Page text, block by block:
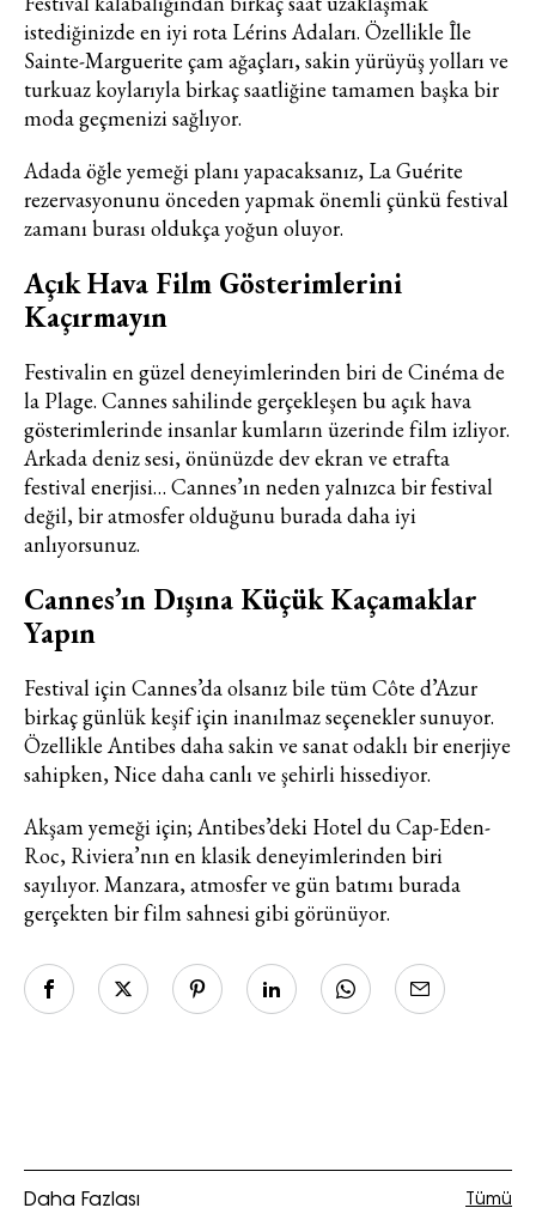
istediğinizde en iyi rota Lérins Adaları. Özellikle Île
Sainte-Marguerite çam ağaçları, sakin yürüyüş yolları ve
turkuaz koylarıyla birkaç saatliğine tamamen başka bir
moda geçmenizi sağlıyor.
Adada öğle yemeği planı yapacaksanız, La Guérite
rezervasyonunu önceden yapmak önemli çünkü festival
zamanı burası oldukça yoğun oluyor.
Açık Hava Film Gösterimlerini
Kaçırmayın
Festivalin en güzel deneyimlerinden biri de Cinéma de
la Plage. Cannes sahilinde gerçekleşen bu açık hava
gösterimlerinde insanlar kumların üzerinde film izliyor.
Arkada deniz sesi, önünüzde dev ekran ve etrafta
festival enerjisi… Cannes’ın neden yalnızca bir festival
değil, bir atmosfer olduğunu burada daha iyi
anlıyorsunuz.
Cannes’ın Dışına Küçük Kaçamaklar
Yapın
Festival için Cannes’da olsanız bile tüm Côte d’Azur
birkaç günlük keşif için inanılmaz seçenekler sunuyor.
Özellikle Antibes daha sakin ve sanat odaklı bir enerjiye
sahipken, Nice daha canlı ve şehirli hissediyor.
Akşam yemeği için; Antibes’deki Hotel du Cap-Eden-
Roc, Riviera’nın en klasik deneyimlerinden biri
sayılıyor. Manzara, atmosfer ve gün batımı burada
gerçekten bir film sahnesi gibi görünüyor.
Daha Fazlası Tümü